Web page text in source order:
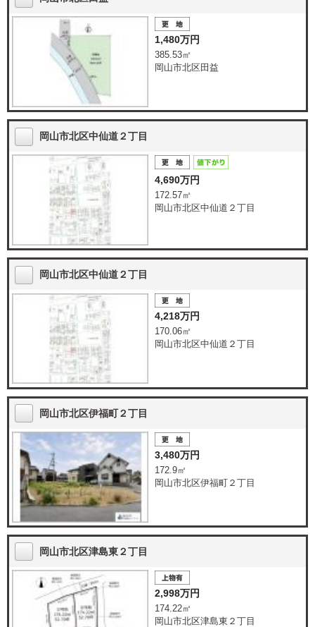
1,480万円
385.53㎡
岡山市北区田益
岡山市北区中仙道２丁目
4,690万円
172.57㎡
岡山市北区中仙道２丁目
岡山市北区中仙道２丁目
4,218万円
170.06㎡
岡山市北区中仙道２丁目
岡山市北区伊福町２丁目
3,480万円
172.9㎡
岡山市北区伊福町２丁目
岡山市北区津島東２丁目
2,998万円
174.22㎡
岡山市北区津島東２丁目